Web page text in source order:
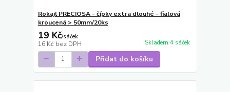
Rokajl PRECIOSA - čípky extra dlouhé - fialová
kroucená > 50mm/20ks
19 Kč/sáček
16 Kč bez DPH Skladem 4 sáček
Přidat do košíku